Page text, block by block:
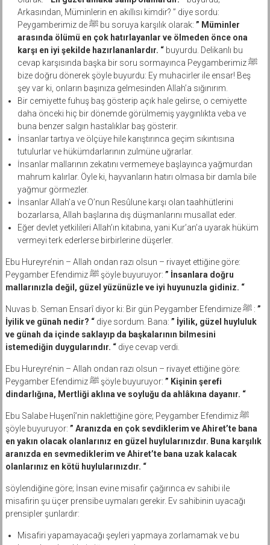
Arkasından, Müminlerin en akıllısı kimdir? ” diye sordu:
Peygamberimiz de ﷺ bu soruya karşılık olarak:” Müminler
arasında ölümü en çok hatırlayanlar ve ölmeden önce ona
karşı en iyi şekilde hazırlananlardır. “ buyurdu. Delikanlı bu
cevap karşısında başka bir soru sormayınca Peygamberimiz ﷺ
bize doğru dönerek şöyle buyurdu: Ey muhacirler ile ensar! Beş
şey var ki, onların başınıza gelmesinden Allah’a sığınırım.
Bir cemiyette fuhuş baş gösterip açık hale gelirse, o cemiyette
daha önceki hiç bir dönemde görülmemiş yaygınlıkta veba ve
buna benzer salgın hastalıklar baş gösterir.
İnsanlar tartıya ve ölçüye hile karıştırınca geçim sıkıntısına
tutulurlar ve hükümdarlarının zulmüne uğrarlar.
İnsanlar mallarının zekatını vermemeye başlayınca yağmurdan
mahrum kalırlar. Öyle ki, hayvanların hatırı olmasa bir damla bile
yağmur görmezler.
İnsanlar Allah’a ve O’nun Resûlune karşı olan taahhütlerini
bozarlarsa, Allah başlarına dış düşmanlarını musallat eder.
Eğer devlet yetkilileri Allah’ın kitabına, yani Kur’an’a uyarak hüküm
vermeyi terk ederlerse birbirlerine düşerler.
Peygamber Efendimiz ﷺ şöyle buyuruyor:
” İnsanlara doğru
mallarınızla değil, güzel yüzünüzle ve iyi huyunuzla gidiniz. “
İyilik ve günah nedir? “ diye sordum. Bana:” İyilik, güzel huyluluk
ve günah da içinde saklayıp da başkalarının bilmesini
istemediğin duygularındır. “ diye cevap verdi.
Peygamber Efendimiz ﷺ şöyle buyuruyor:
” Kişinin şerefi
dindarlığına, Mertliği aklına ve soyluğu da ahlâkına dayanır. “
şöyle buyuruyor:” Aranızda en çok sevdiklerim ve Ahiret’te bana
en yakın olacak olanlarınız en güzel huylularınızdır. Buna karşılık
aranızda en sevmediklerim ve Ahiret’te bana uzak kalacak
olanlarınız en kötü huylularınızdır. “
misafirin şu üçer prensibe uymaları gerekir. Ev sahibinin uyacağı
prensipler şunlardır:
konuda gelenekleri çiğnememek.